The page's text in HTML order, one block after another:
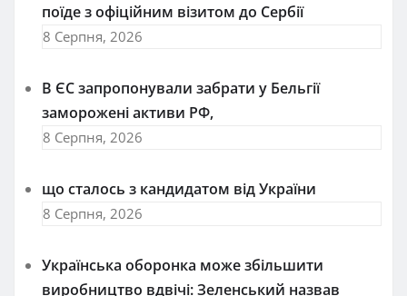
поїде з офіційним візитом до Сербії
8 Серпня, 2026
В ЄС запропонували забрати у Бельгії
заморожені активи РФ,
8 Серпня, 2026
що сталось з кандидатом від України
8 Серпня, 2026
Українська оборонка може збільшити
виробництво вдвічі: Зеленський назвав